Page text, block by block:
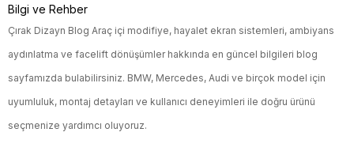
Bilgi ve Rehber
Çırak Dizayn Blog Araç içi modifiye, hayalet ekran sistemleri, ambiyans
aydınlatma ve facelift dönüşümler hakkında en güncel bilgileri blog
sayfamızda bulabilirsiniz. BMW, Mercedes, Audi ve birçok model için
uyumluluk, montaj detayları ve kullanıcı deneyimleri ile doğru ürünü
seçmenize yardımcı oluyoruz.